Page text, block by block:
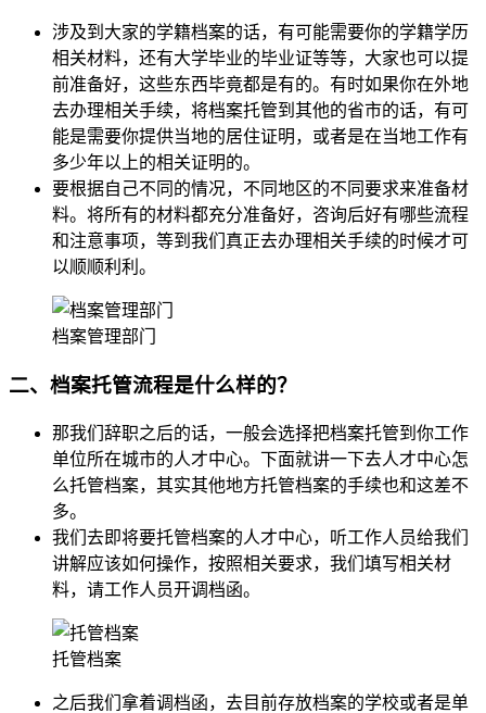
涉及到大家的学籍档案的话，有可能需要你的学籍学历
相关材料，还有大学毕业的毕业证等等，大家也可以提
前准备好，这些东西毕竟都是有的。有时如果你在外地
去办理相关手续，将档案托管到其他的省市的话，有可
能是需要你提供当地的居住证明，或者是在当地工作有
多少年以上的相关证明的。
要根据自己不同的情况，不同地区的不同要求来准备材
料。将所有的材料都充分准备好，咨询后好有哪些流程
和注意事项，等到我们真正去办理相关手续的时候才可
以顺顺利利。
档案管理部门
二、档案托管流程是什么样的？
那我们辞职之后的话，一般会选择把档案托管到你工作
单位所在城市的人才中心。下面就讲一下去人才中心怎
么托管档案，其实其他地方托管档案的手续也和这差不
多。
我们去即将要托管档案的人才中心，听工作人员给我们
讲解应该如何操作，按照相关要求，我们填写相关材
料，请工作人员开调档函。
托管档案
之后我们拿着调档函，去目前存放档案的学校或者是单